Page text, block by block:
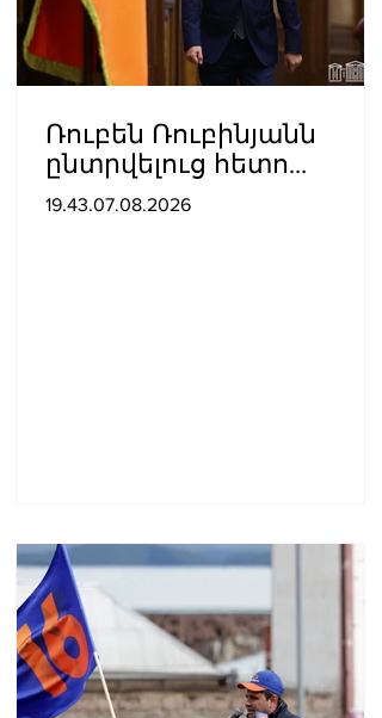
Ռուբեն Ռուբինյանն
ընտրվելուց հետո
դարձել է աշխարհի
19.43.07.08.2026